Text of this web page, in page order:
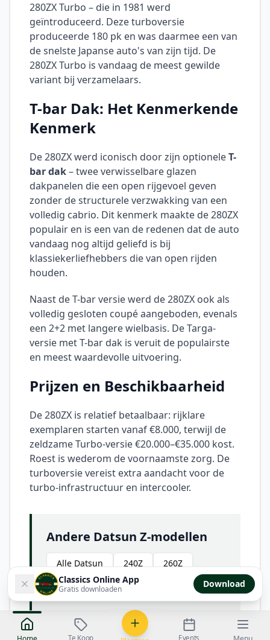
Classics Online App
Gratis downloaden Download
280ZX Turbo – die in 1981 werd
geïntroduceerd. Deze turboversie
produceerde 180 pk en was daarmee een van
de snelste Japanse auto's van zijn tijd. De
280ZX Turbo is vandaag de meest gewilde
variant bij verzamelaars.
T-bar Dak: Het Kenmerkende
Kenmerk
De 280ZX werd iconisch door zijn optioneleT-
bar dak– twee verwisselbare glazen
dakpanelen die een open rijgevoel geven
zonder de structurele verzwakking van een
volledig cabrio. Dit kenmerk maakte de 280ZX
populair en is een van de redenen dat de auto
vandaag nog altijd geliefd is bij
klassiekerliefhebbers die van open rijden
houden.
Naast de T-bar versie werd de 280ZX ook als
volledig gesloten coupé aangeboden, evenals
een 2+2 met langere wielbasis. De Targa-
versie met T-bar dak is veruit de populairste
en meest waardevolle uitvoering.
Prijzen en Beschikbaarheid
De 280ZX is relatief betaalbaar: rijklare
exemplaren starten vanaf €8.000, terwijl de
zeldzame Turbo-versie €20.000–€35.000 kost.
Roest is wederom de voornaamste zorg. De
turboversie vereist extra aandacht voor de
turbo-infrastructuur en intercooler.
Andere Datsun Z-modellen
Alle Datsun 240Z
260Z
280Z